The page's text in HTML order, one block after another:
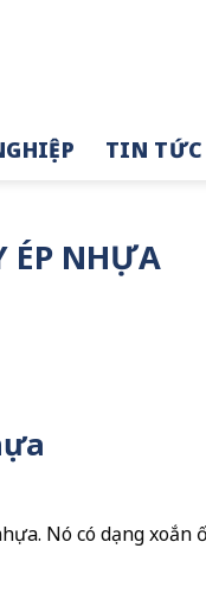
TIN TỨC
ÉP NHỰA
Nó có dạng